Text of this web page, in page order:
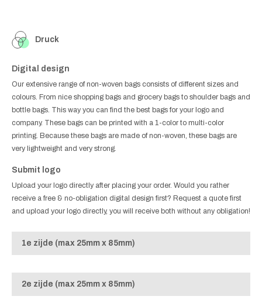
Druck
Digital design
Our extensive range of non-woven bags consists of different sizes and
colours. From nice shopping bags and grocery bags to shoulder bags and
bottle bags. This way you can find the best bags for your logo and
company. These bags can be printed with a 1-color to multi-color
printing. Because these bags are made of non-woven, these bags are
very lightweight and very strong.
Submit logo
Upload your logo directly after placing your order. Would you rather
receive a free & no-obligation digital design first? Request a quote first
and upload your logo directly, you will receive both without any obligation!
1e zijde (max 25mm x 85mm)
2e zijde (max 25mm x 85mm)